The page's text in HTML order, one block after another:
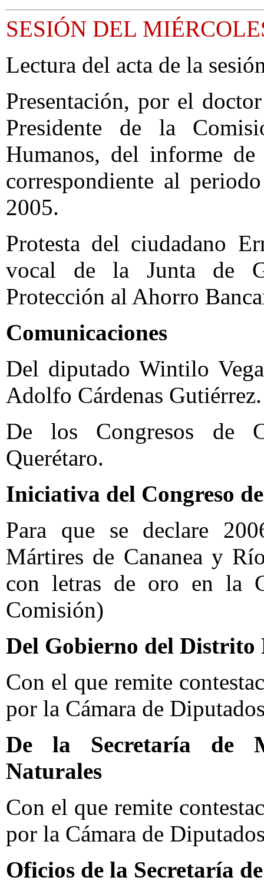
SESIÓN DEL
Lectura del acta de la
Presentación, por el
Presidente de la
Humanos, del informe
correspondiente al
2005.
Protesta del ciudadano
vocal de la Junta de
Protección al Ahorro
Comunicaciones
Del diputado Wintilo
Adolfo Cárdenas Gutiérrez.
De los Congresos de
Querétaro.
Iniciativa del Congreso
Para que se declare
Mártires de Cananea y
con letras de oro en la
Comisión)
Del Gobierno del Distrito
Con el que remite
por la Cámara de
De la Secretaría de
Naturales
Con el que remite
por la Cámara de
Oficios de la Secretaría